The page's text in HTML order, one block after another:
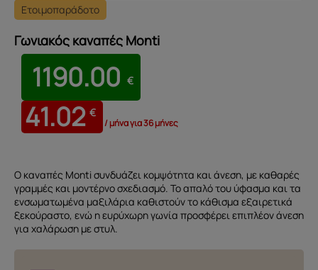
Ετοιμοπαράδοτο
Γωνιακός καναπές Monti
1190.00 €
41.02 €
/ μήνα για 36 μήνες
Ο καναπές Monti συνδυάζει κομψότητα και άνεση, με καθαρές
γραμμές και μοντέρνο σχεδιασμό. Το απαλό του ύφασμα και τα
ενσωματωμένα μαξιλάρια καθιστούν το κάθισμα εξαιρετικά
ξεκούραστο, ενώ η ευρύχωρη γωνία προσφέρει επιπλέον άνεση
για χαλάρωση με στυλ.